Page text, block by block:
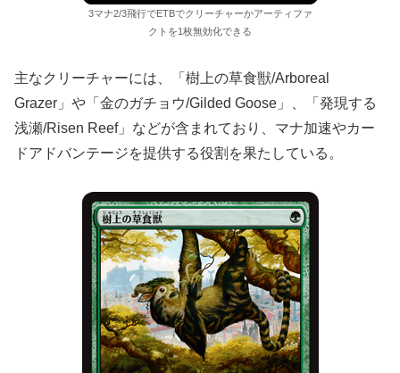
3マナ2/3飛行でETBでクリーチャーかアーティファ
クトを1枚無効化できる
主なクリーチャーには、「樹上の草食獣/Arboreal
Grazer」や「金のガチョウ/Gilded Goose」、「発現する
浅瀬/Risen Reef」などが含まれており、マナ加速やカー
ドアドバンテージを提供する役割を果たしている。